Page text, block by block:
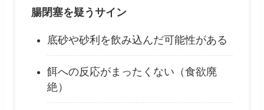
腸閉塞を疑うサイン
底砂や砂利を飲み込んだ可能性がある
餌への反応がまったくない（食欲廃
絶）